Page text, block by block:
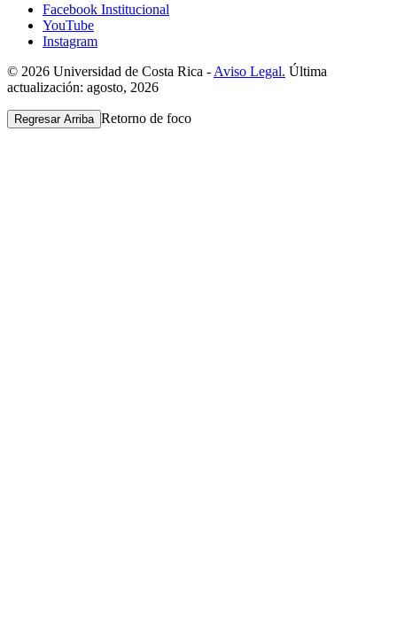
Facebook Institucional
YouTube
Instagram
© 2026 Universidad de Costa Rica - Aviso Legal. Última
actualización: agosto, 2026
Regresar Arriba Retorno de foco